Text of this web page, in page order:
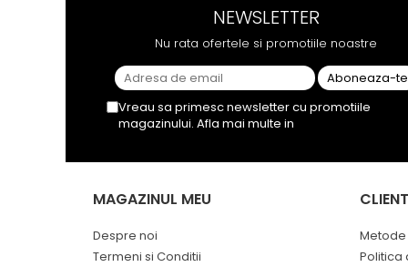
NEWSLETTER
Nu rata ofertele si promotiile noastre
Vreau sa primesc newsletter cu promotiile
magazinului. Afla mai multe in
MAGAZINUL MEU
Despre noi
Termeni si Conditii
Politica